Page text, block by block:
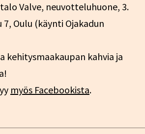
Valve, neuvotteluhuone, 3.
Oulu (käynti Ojakadun
kehitysmaakaupan kahvia ja
myös Facebookista.